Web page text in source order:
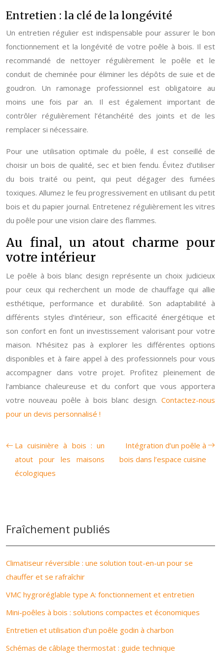
Entretien : la clé de la longévité
Un entretien régulier est indispensable pour assurer le bon
fonctionnement et la longévité de votre poêle à bois. Il est
recommandé de nettoyer régulièrement le poêle et le
conduit de cheminée pour éliminer les dépôts de suie et de
goudron. Un ramonage professionnel est obligatoire au
moins une fois par an. Il est également important de
contrôler régulièrement l’étanchéité des joints et de les
remplacer si nécessaire.
Pour une utilisation optimale du poêle, il est conseillé de
choisir un bois de qualité, sec et bien fendu. Évitez d’utiliser
du bois traité ou peint, qui peut dégager des fumées
toxiques. Allumez le feu progressivement en utilisant du petit
bois et du papier journal. Entretenez régulièrement les vitres
du poêle pour une vision claire des flammes.
Au final, un atout charme pour
votre intérieur
Le poêle à bois blanc design représente un choix judicieux
pour ceux qui recherchent un mode de chauffage qui allie
esthétique, performance et durabilité. Son adaptabilité à
différents styles d’intérieur, son efficacité énergétique et
son confort en font un investissement valorisant pour votre
maison. N’hésitez pas à explorer les différentes options
disponibles et à faire appel à des professionnels pour vous
accompagner dans votre projet. Profitez pleinement de
l’ambiance chaleureuse et du confort que vous apportera
votre nouveau poêle à bois blanc design. Contactez-nous
pour un devis personnalisé !
La cuisinière à bois : un
atout pour les maisons
écologiques
Intégration d’un poêle à
bois dans l’espace cuisine
Fraîchement publiés
Climatiseur réversible : une solution tout-en-un pour se
chauffer et se rafraîchir
VMC hygroréglable type A: fonctionnement et entretien
Mini-poêles à bois : solutions compactes et économiques
Entretien et utilisation d’un poêle godin à charbon
Schémas de câblage thermostat : guide technique